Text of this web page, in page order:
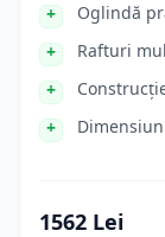
Oglindă
Rafturi
1562 Lei